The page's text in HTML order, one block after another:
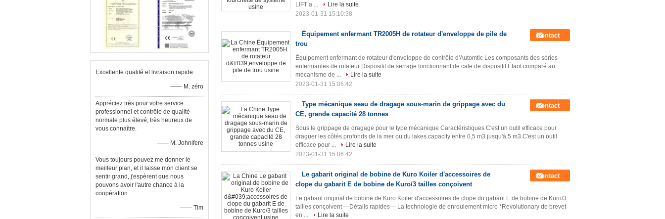
Excellente qualité et livraison rapide.
—— M. zéro
Appréciez très pour votre service
professionnel et contrôle de qualité
normale plus élevé, très heureux de
vous connaître.
—— M. Johnifere
Vous toujours pouvez me donner le
meilleur plan, et il laisse mon client se
sentir grand, j'espèrent que nous
pouvons avoir l'autre chance à la
coopération.
—— Tim
LIFT a ...
Lire la suite
2023-01-31 15:10:38
Équipement enfermant TR2005H de rotateur d'enveloppe de pile de
trou
Contact
Équipement enfermant de rotateur d'enveloppe de contrôle d'Automtic Les composants des séries
enfermantes de rotateur Dispositif de serrage fonctionnant de cale de dispositif Étant comparé au
mécanisme de ...
Lire la suite
2023-01-31 15:06:42
Type mécanique seau de dragage sous-marin de grippage avec du
CE, grande capacité 28 tonnes
Contact
Sous le grippage de dragage pour le type mécanique Caractéristiques C'est un outil efficace pour
draguer les côtés profonds de la mer ou du lakes.capacity entre 0,5 m3 jusqu'à 5 m3 C'est un outil
efficace pour ...
Lire la suite
2023-01-31 15:06:42
Le gabarit original de bobine de Kuro Koiler d'accessoires de
clope du gabarit E de bobine de Kuro/3 tailles conçoivent
Contact
Le gabarit original de bobine de Kuro Koiler d'accessoires de clope du gabarit E de bobine de Kuro/3
tailles conçoivent ---Détails rapides--- La technologie de enroulement micro *Revolutionary de brevet
en ...
Lire la suite